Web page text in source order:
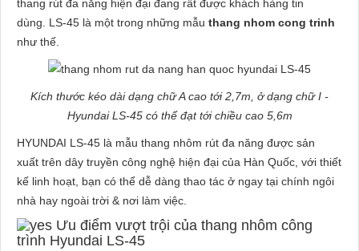
thang rút đa năng hiện đại đang rất được khách hàng tin
dùng. LS-45 là một trong những mẫu thang nhom cong trinh
như thế.
Kích thước kéo dài dạng chữ A cao tới 2,7m, ở dạng chữ I -
Hyundai LS-45 có thể đạt tới chiều cao 5,6m
HYUNDAI LS-45 là mẫu thang nhôm rút đa năng được sản
xuất trên dây truyền công nghệ hiện đại của Hàn Quốc, với thiết
kế linh hoạt, bạn có thể dễ dàng thao tác ở ngay tại chính ngôi
nhà hay ngoài trời & nơi làm việc.
Ưu điểm vượt trội của thang nhôm công
trình Hyundai LS-45